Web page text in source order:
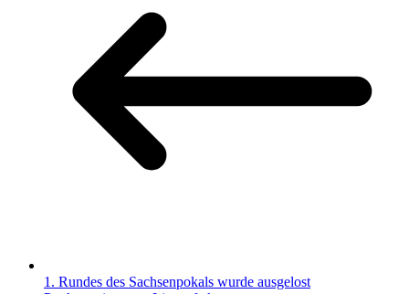
1. Rundes des Sachsenpokals wurde ausgelost